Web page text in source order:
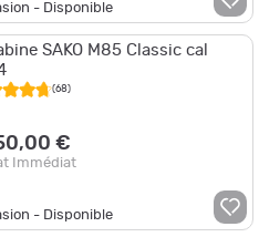
- Disponible
SAKO M85 Classic cal
(68)
€
Immédiat
- Disponible